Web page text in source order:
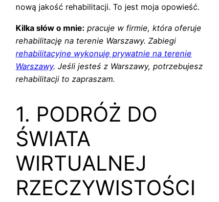
nową jakość rehabilitacji. To jest moja opowieść.
Kilka słów o mnie: pracuje w firmie, która oferuje
rehabilitację na terenie Warszawy. Zabiegi
rehabilitacyjne wykonuję prywatnie na terenie
Warszawy. Jeśli jesteś z Warszawy, potrzebujesz
rehabilitacji to zapraszam.
1. PODRÓŻ DO
ŚWIATA
WIRTUALNEJ
RZECZYWISTOŚCI